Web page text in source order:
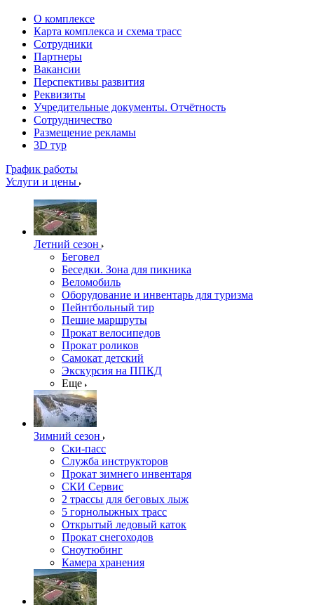
О комплексе
Карта комплекса и схема трасс
Сотрудники
Партнеры
Вакансии
Перспективы развития
Реквизиты
Учредительные документы. Отчётность
Сотрудничество
Размещение рекламы
3D тур
График работы
Услуги и цены
Летний сезон
Беговел
Беседки. Зона для пикника
Веломобиль
Оборудование и инвентарь для туризма
Пейнтбольный тир
Пешие маршруты
Прокат велосипедов
Прокат роликов
Самокат детский
Экскурсия на ППКД
Еще
Зимний сезон
Ски-пасс
Служба инструкторов
Прокат зимнего инвентаря
СКИ Сервис
2 трассы для беговых лыж
5 горнолыжных трасс
Открытый ледовый каток
Прокат снегоходов
Сноутюбинг
Камера хранения